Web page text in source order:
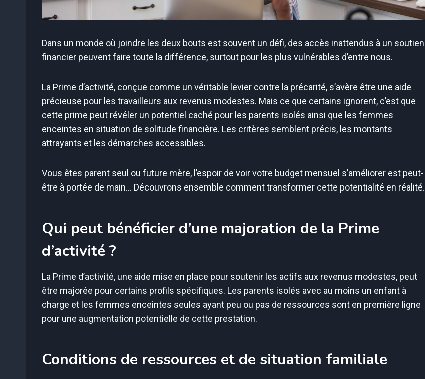
Dans un monde où joindre les deux bouts est souvent un défi, des accès inattendus à un soutien
financier peuvent faire toute la différence, surtout pour les plus vulnérables d’entre nous.
La Prime d’activité, conçue comme un véritable levier contre la précarité, s’avère être une aide
précieuse pour les travailleurs aux revenus modestes. Mais ce que certains ignorent, c’est que
cette prime peut révéler un potentiel caché pour les parents isolés ainsi que les femmes
enceintes en situation de solitude financière. Les critères semblent précis, les montants
attrayants et les démarches accessibles.
Vous êtes parent seul ou future mère, l’espoir de voir votre budget mensuel s’améliorer est peut-
être à portée de main… Découvrons ensemble comment transformer cette potentialité en réalité.
Qui peut bénéficier d’une majoration de la Prime
d’activité ?
La Prime d’activité, une aide mise en place pour soutenir les actifs aux revenus modestes, peut
être majorée pour certains profils spécifiques. Les parents isolés avec au moins un enfant à
charge et les femmes enceintes seules ayant peu ou pas de ressources sont en première ligne
pour une augmentation potentielle de cette prestation.
Conditions de ressources et de situation familiale